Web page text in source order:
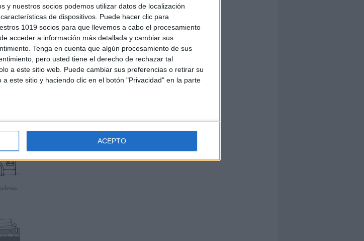
y nuestros socios podemos utilizar datos de localización
de dispositivos. Puede hacer clic para
1019 socios para que llevemos a cabo el procesamiento
acceder a información más detallada y cambiar sus
Tenga en cuenta que algún procesamiento de sus
pero usted tiene el derecho de rechazar tal
a este sitio web. Puede cambiar sus preferencias o retirar su
este sitio y haciendo clic en el botón "Privacidad" en la parte
ACEPTO